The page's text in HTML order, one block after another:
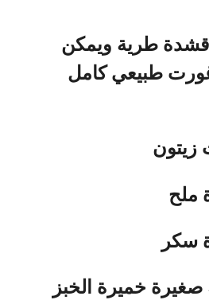
قشدة طرية ويمكن
طبيعي كامل
ملح
سكر
خميرة الخبز